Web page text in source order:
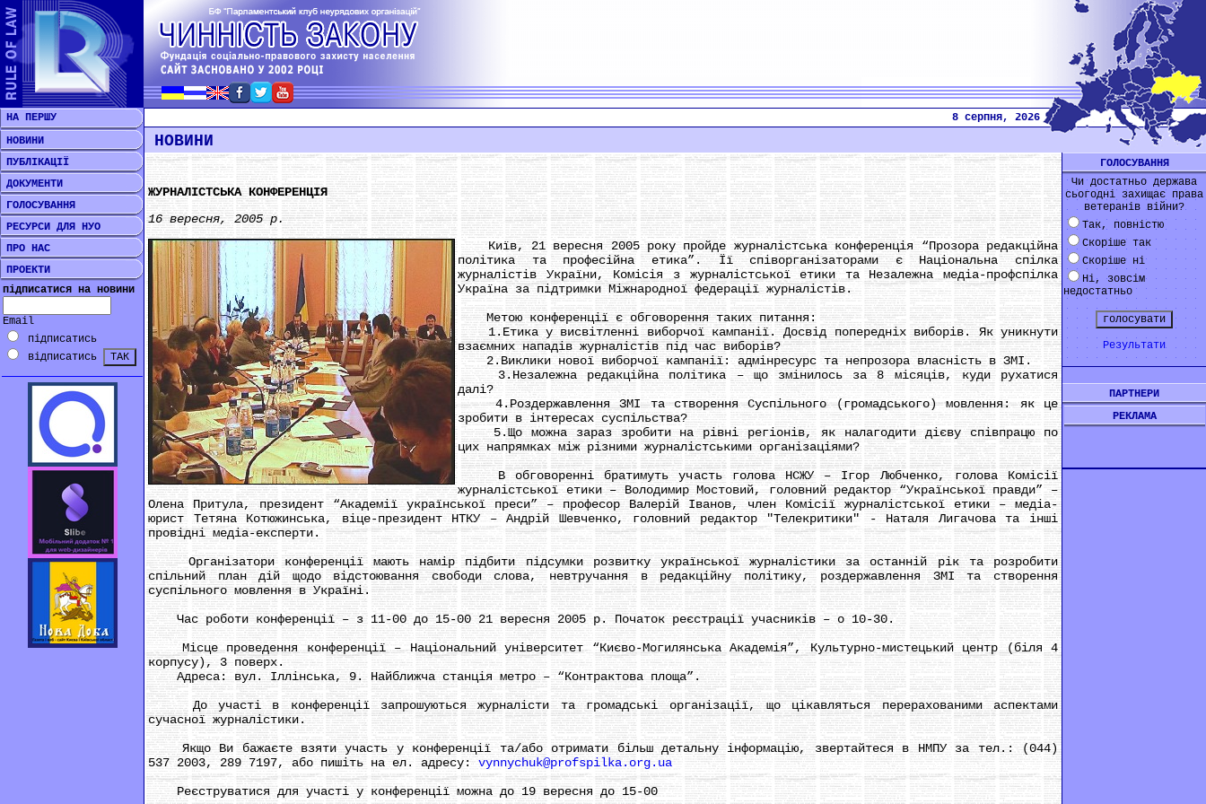
НА ПЕРШУ
8 серпня, 2026
НОВИНИ
ПУБЛІКАЦІЇ
ДОКУМЕНТИ
ГОЛОСУВАННЯ
РЕСУРСИ ДЛЯ НУО
ПРО НАС
ПРОЕКТИ
підписатися на новини
Email
підписатись
відписатись
НОВИНИ
ЖУРНАЛІСТСЬКА КОНФЕРЕНЦІЯ
16 вересня, 2005 р.
Київ, 21 вересня 2005 року пройде журналістська конференція “Прозора редакційна
політика та професійна етика”. Її співорганізаторами є Національна спілка
журналістів України, Комісія з журналістської етики та Незалежна медіа-профспілка
Україна за підтримки Міжнародної федерації журналістів.
Метою конференції є обговорення таких питання:
1.Етика у висвітленні виборчої кампанії. Досвід попередніх виборів. Як уникнути
взаємних нападів журналістів під час виборів?
2.Виклики нової виборчої кампанії: адмінресурс та непрозора власність в ЗМІ.
3.Незалежна редакційна політика – що змінилось за 8 місяців, куди рухатися
далі?
4.Роздержавлення ЗМІ та створення Суспільного (громадського) мовлення: як це
зробити в інтересах суспільства?
5.Що можна зараз зробити на рівні регіонів, як налагодити дієву співпрацю по
цих напрямках між різними журналістськими організаціями?
В обговоренні братимуть участь голова НСЖУ – Ігор Любченко, голова Комісії
журналістської етики – Володимир Мостовий, головний редактор “Української правди” –
Олена Притула, президент “Академії української преси” – професор Валерій Іванов, член Комісії журналістської етики – медіа-
юрист Тетяна Котюжинська, віце-президент НТКУ – Андрій Шевченко, головний редактор "Телекритики" - Наталя Лигачова та інші
провідні медіа-експерти.
Організатори конференції мають намір підбити підсумки розвитку української журналістики за останній рік та розробити
спільний план дій щодо відстоювання свободи слова, невтручання в редакційну політику, роздержавлення ЗМІ та створення
суспільного мовлення в Україні.
Час роботи конференції – з 11-00 до 15-00 21 вересня 2005 р. Початок реєстрації учасників – о 10-30.
Місце проведення конференції – Національний університет “Києво-Могилянська Академія”, Культурно-мистецький центр (біля 4
корпусу), 3 поверх.
Адреса: вул. Іллінська, 9. Найближча станція метро – “Контрактова площа”.
До участі в конференції запрошуються журналісти та громадські організації, що цікавляться перерахованими аспектами
сучасної журналістики.
Якщо Ви бажаєте взяти участь у конференції та/або отримати більш детальну інформацію, звертайтеся в НМПУ за тел.: (044)
537 2003, 289 7197, або пишіть на ел. адресу: vynnychuk@profspilka.org.ua
Реєструватися для участі у конференції можна до 19 вересня до 15-00
ГОЛОСУВАННЯ
Чи достатньо держава
сьогодні захищає права
ветеранів війни?
Так, повністю
Скоріше так
Скоріше ні
Ні, зовсім
недостатньо
Результати
ПАРТНЕРИ
РЕКЛАМА